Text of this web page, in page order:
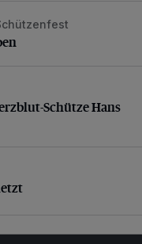
Schütze Hans
Schütze Hans